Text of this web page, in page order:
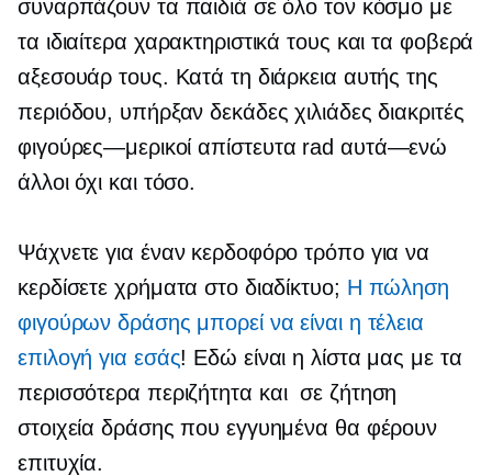
συναρπάζουν τα παιδιά σε όλο τον κόσμο με
τα ιδιαίτερα χαρακτηριστικά τους και τα φοβερά
αξεσουάρ τους. Κατά τη διάρκεια αυτής της
περιόδου, υπήρξαν δεκάδες χιλιάδες διακριτές
φιγούρες—μερικοίαπίστευτα rad αυτά—ενώ
άλλοι όχι και τόσο.
Ψάχνετε για έναν κερδοφόρο τρόπο για να
κερδίσετε χρήματα στο διαδίκτυο; Η πώληση
φιγούρων δράσης μπορεί να είναι η τέλεια
επιλογή για εσάς! Εδώ είναι η λίστα μας με τα
περισσότερα περιζήτητα καισε ζήτηση
στοιχεία δράσης που εγγυημένα θα φέρουν
επιτυχία.